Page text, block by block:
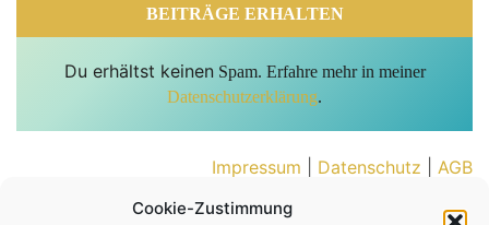
Cookie-Zustimmung
Du erhältst keinenSpam. Erfahre mehr in meiner
Datenschutzerklärung.
Impressum Datenschutz AGB
Cookie-Richtlinie (EU)